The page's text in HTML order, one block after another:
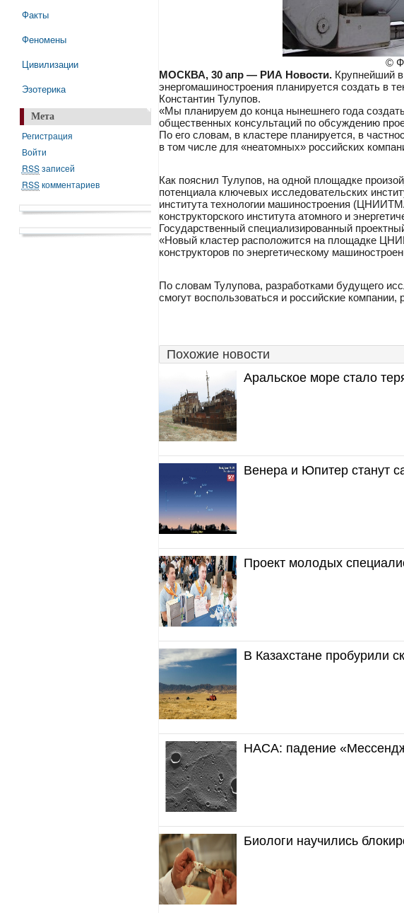
Факты
Феномены
Цивилизации
Эзотерика
Мета
Регистрация
Войти
RSSзаписей
RSSкомментариев
©
МОСКВА, 30 апр — РИА Новости. Крупнейший в
энергомашиностроения планируется создать в
Константин Тулупов.
«Мы планируем до конца нынешнего года
общественных консультаций по обсуждению
По его словам, в кластере планируется, в
в том числе для «неатомных» российских
Как пояснил Тулупов, на одной площадке
потенциала ключевых исследовательских
института технологии машиностроения
конструкторского института атомного и
Государственный специализированный
«Новый кластер расположится на площадке
конструкторов по энергетическому
По словам Тулупова, разработками будущего
смогут воспользоваться и российские
Похожие новости
Аральское море стало
Венера и Юпитер станут
Проект молодых
В Казахстане пробурили
НАСА: падение
Биологи научились